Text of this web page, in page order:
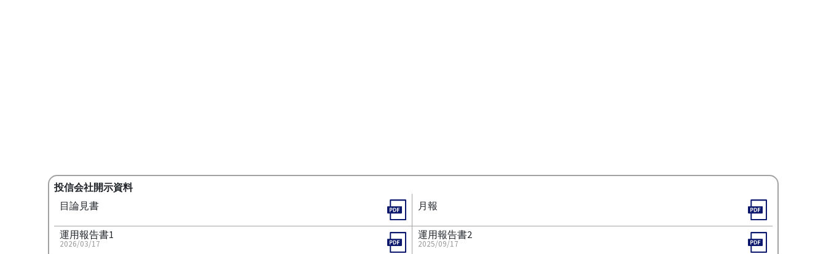
投信会社開示資料
目論見書
月報
運用報告書1
2026/03/17
運用報告書2
2025/09/17